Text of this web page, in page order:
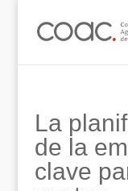
La
de la
clave